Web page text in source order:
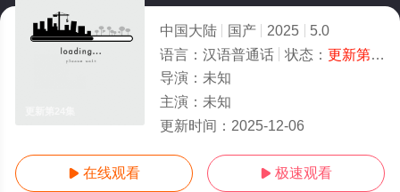
中国大陆 国产 2025
5.0
语言： 汉语普通话 状态： 更新第24集
导演： 未知
主演： 未知
更新时间： 2025-12-06
 在线观看  极速观看